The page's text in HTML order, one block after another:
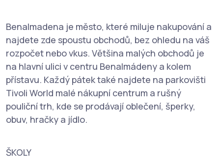
Benalmadena je město, které miluje nakupování a
najdete zde spoustu obchodů, bez ohledu na váš
rozpočet nebo vkus. Většina malých obchodů je
na hlavní ulici v centru Benalmádeny a kolem
přístavu. Každý pátek také najdete na parkovišti
Tivoli World malé nákupní centrum a rušný
pouliční trh, kde se prodávají oblečení, šperky,
obuv, hračky a jídlo.
ŠKOLY